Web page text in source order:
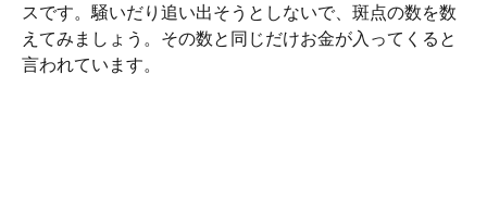
スです。騒いだり追い出そうとしないで、斑点の数を数
えてみましょう。その数と同じだけお金が入ってくると
言われています。